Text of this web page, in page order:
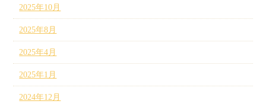
2025年10月
2025年8月
2025年4月
2025年1月
2024年12月